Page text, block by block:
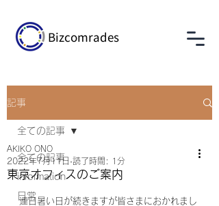
Bizcomrades
記事
全ての記事
information
日常
全ての記事
東京オフィスのご案内
AKIKO ONO
2022年7月11日 読了時間: 1分
連日暑い日が続きますが皆さまにおかれまし